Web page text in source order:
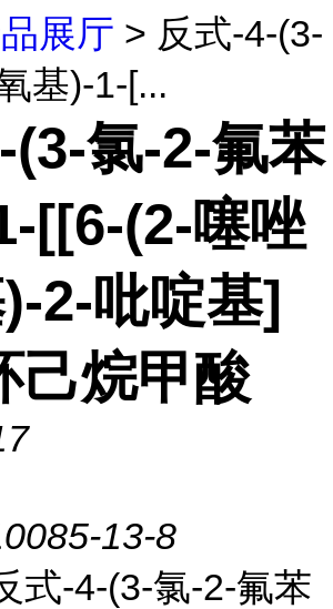
展厅 > 反式-4-(3-
基)-1-[...
(3-氯-2-氟苯
[[6-(2-噻唑
2-吡啶基]
己烷甲酸
13-8
式-4-(3-氯-2-氟苯